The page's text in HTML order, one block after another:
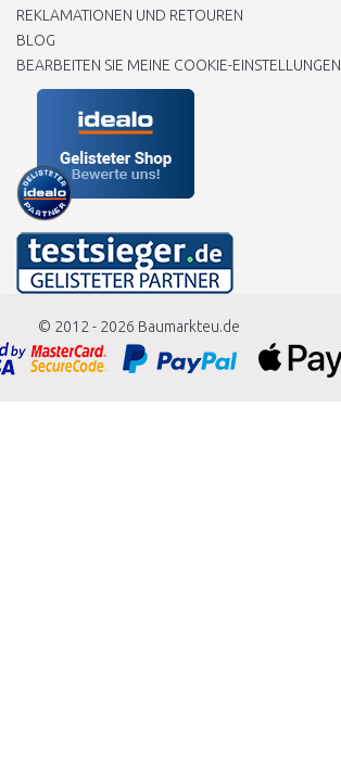
REKLAMATIONEN UND RETOUREN
BLOG
BEARBEITEN SIE MEINE COOKIE-EINSTELLUNGEN
© 2012 - 2026 Baumarkteu.de